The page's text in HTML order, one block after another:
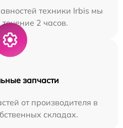
техники Irbis мы
2 часов.
запчасти
от производителя в
складах.